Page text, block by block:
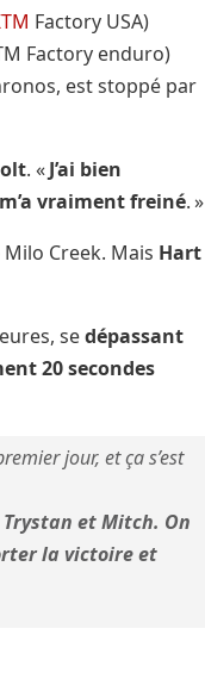
Factory USA)
Factory enduro)
est stoppé par
. «J’ai bien
vraiment freiné. »
Creek. Mais Hart
sedépassant
20 secondes
jour, et ça s’est
et Mitch. On
la victoire et